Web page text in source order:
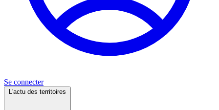
Se connecter
L'actu des territoires